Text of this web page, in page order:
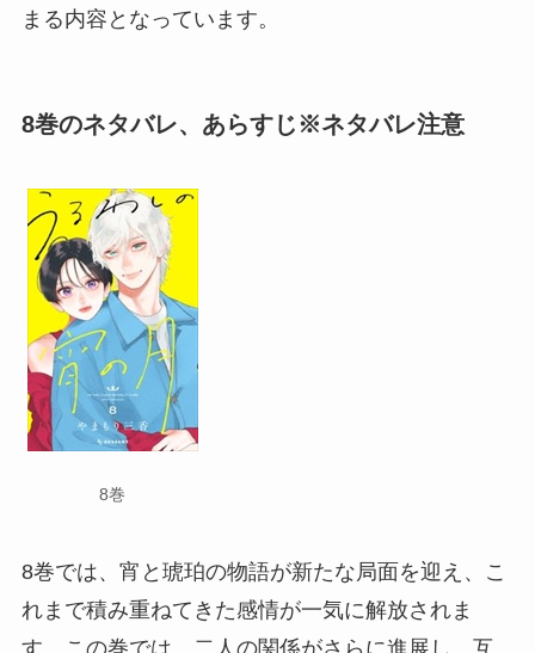
まる内容となっています。
8巻のネタバレ、あらすじ※ネタバレ注意
8巻
8巻では、宵と琥珀の物語が新たな局面を迎え、こ
れまで積み重ねてきた感情が一気に解放されま